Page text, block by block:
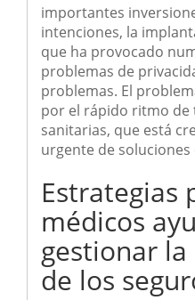
importantes
intenciones, la
que ha provocado
problemas de
problemas. El
por el rápido ritmo de
sanitarias, que está
urgente de soluciones
Estrategias
médicos
gestionar
de los